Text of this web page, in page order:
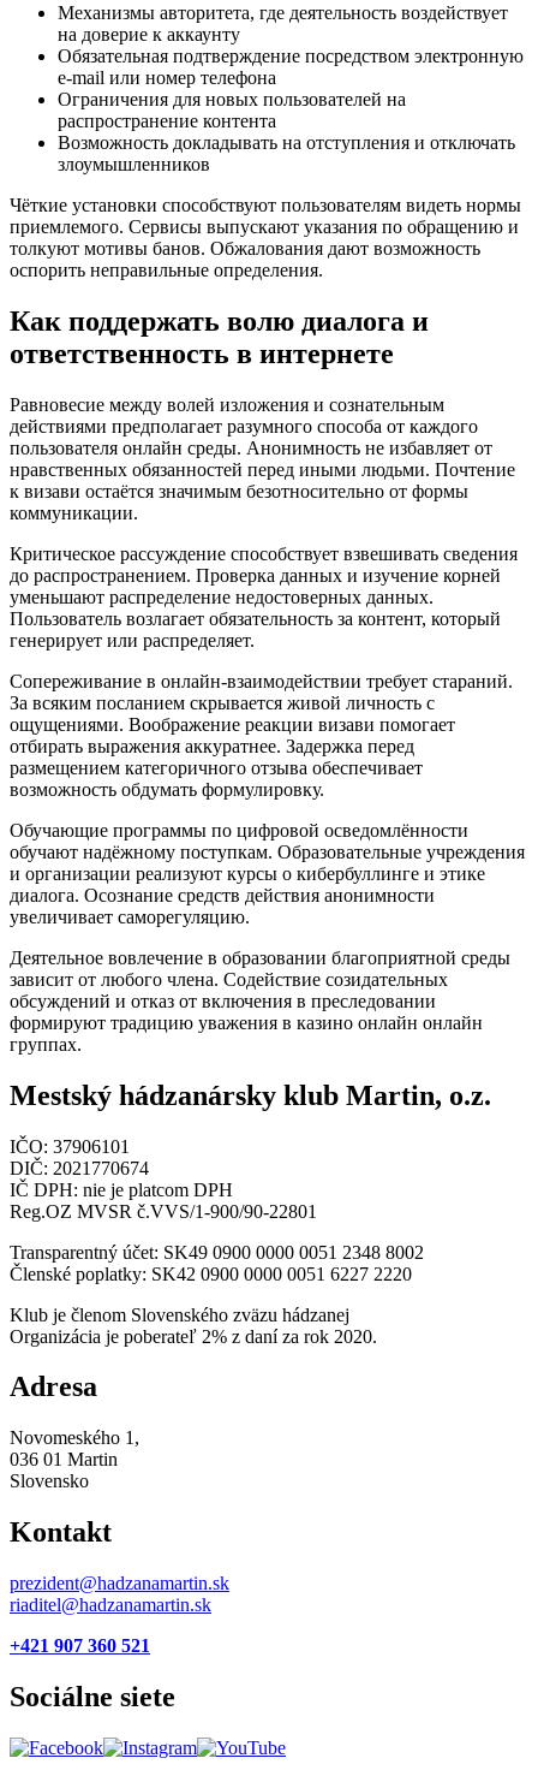
Механизмы авторитета, где деятельность воздействует
на доверие к аккаунту
Обязательная подтверждение посредством электронную
e-mail или номер телефона
Ограничения для новых пользователей на
распространение контента
Возможность докладывать на отступления и отключать
злоумышленников
Чёткие установки способствуют пользователям видеть нормы
приемлемого. Сервисы выпускают указания по обращению и
толкуют мотивы банов. Обжалования дают возможность
оспорить неправильные определения.
Как поддержать волю диалога и
ответственность в интернете
Равновесие между волей изложения и сознательным
действиями предполагает разумного способа от каждого
пользователя онлайн среды. Анонимность не избавляет от
нравственных обязанностей перед иными людьми. Почтение
к визави остаётся значимым безотносительно от формы
коммуникации.
Критическое рассуждение способствует взвешивать сведения
до распространением. Проверка данных и изучение корней
уменьшают распределение недостоверных данных.
Пользователь возлагает обязательность за контент, который
генерирует или распределяет.
Сопереживание в онлайн-взаимодействии требует стараний.
За всяким посланием скрывается живой личность с
ощущениями. Воображение реакции визави помогает
отбирать выражения аккуратнее. Задержка перед
размещением категоричного отзыва обеспечивает
возможность обдумать формулировку.
Обучающие программы по цифровой осведомлённости
обучают надёжному поступкам. Образовательные учреждения
и организации реализуют курсы о кибербуллинге и этике
диалога. Осознание средств действия анонимности
увеличивает саморегуляцию.
Деятельное вовлечение в образовании благоприятной среды
зависит от любого члена. Содействие созидательных
обсуждений и отказ от включения в преследовании
формируют традицию уважения в казино онлайн онлайн
группах.
Mestský hádzanársky klub Martin, o.z.
IČO: 37906101
DIČ: 2021770674
IČ DPH: nie je platcom DPH
Reg.OZ MVSR č.VVS/1-900/90-22801
Transparentný účet: SK49 0900 0000 0051 2348 8002
Členské poplatky: SK42 0900 0000 0051 6227 2220
Klub je členom Slovenského zväzu hádzanej
Organizácia je poberateľ 2% z daní za rok 2020.
Adresa
Novomeského 1,
036 01 Martin
Slovensko
Kontakt
prezident@hadzanamartin.sk
riaditel@hadzanamartin.sk
+421 907 360 521
Sociálne siete